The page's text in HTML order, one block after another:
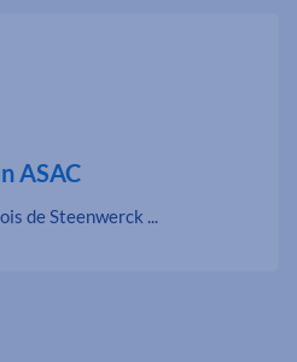
ASAC
de Steenwerck ...